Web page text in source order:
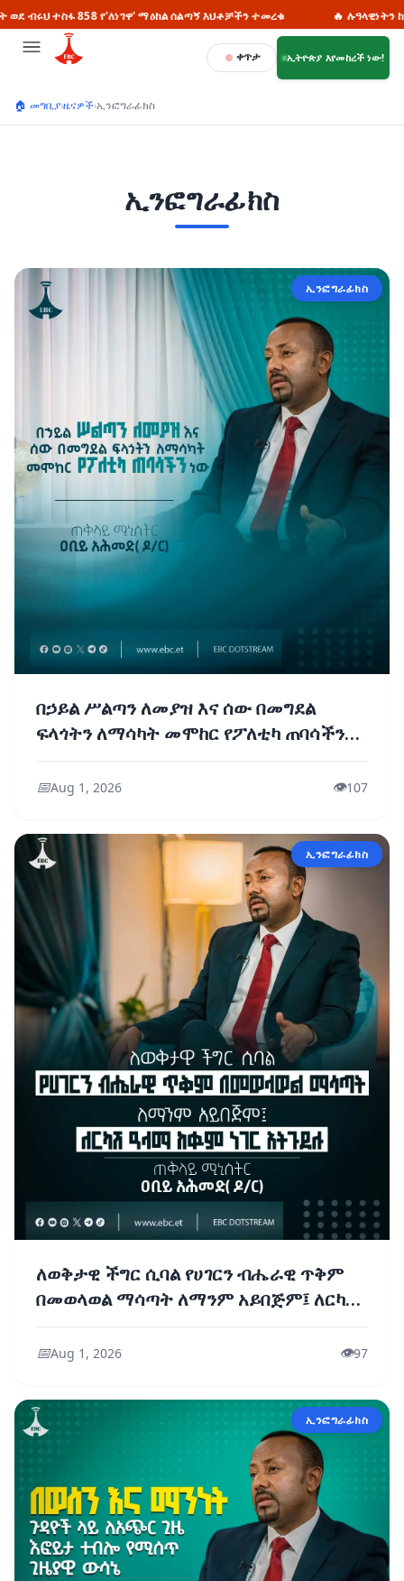
ማዕከል ሰልጣኝ እህቶቻችን ተመረቁ 🔥 ሉዓላዊነትን ከማስከበር እስከ ልማት
ቀጥታ ኢትዮጵያ እየመከረች ነው!
🏠 መግቢያ›ዜናዎች›ኢንፎግራፊክስ
ኢንፎግራፊክስ
ኢንፎግራፊክስ
በኃይል ሥልጣን ለመያዝ እና ሰው በመግደል
ፍላጎትን ለማሳካት መሞከር የፖለቲካ ጠባሳችን
ነው - ጠቅላይ ሚኒስትር ዐቢይ አሕመድ (ዶ/ር)
📅Aug 1, 2026 👁️107
ኢንፎግራፊክስ
ለወቅታዊ ችግር ሲባል የሀገርን ብሔራዊ ጥቅም
በመወላወል ማሳጣት ለማንም አይበጅም፤ ለርካሽ
ዓላማ ከቁም ነገር አትጉደሉ - ጠቅላይ ሚኒስትር
ዐቢይ አሕመድ (ዶ/ር)
📅Aug 1, 2026 👁️97
ኢንፎግራፊክስ